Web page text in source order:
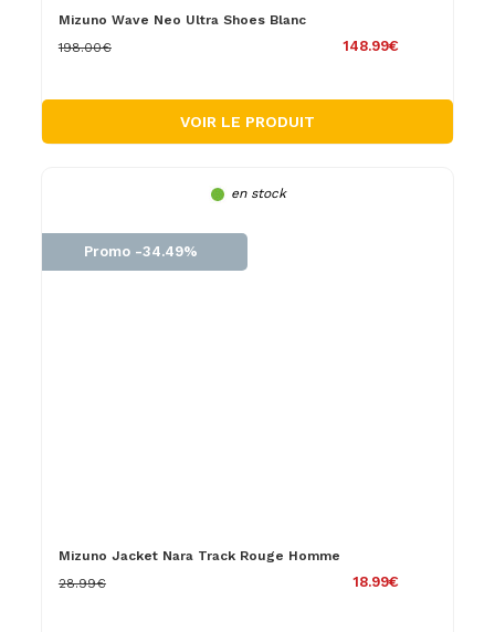
Mizuno Wave Neo Ultra Shoes Blanc
148.99€
198.00€
VOIR LE PRODUIT
en stock
Promo -34.49%
Mizuno Jacket Nara Track Rouge Homme
18.99€
28.99€